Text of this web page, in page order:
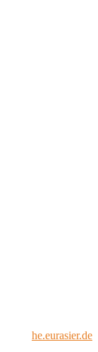
he.eurasier.de